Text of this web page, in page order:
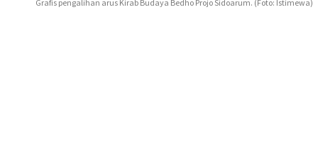
Grafis pengalihan arus Kirab Budaya Bedho Projo Sidoarum. (Foto: Istimewa)